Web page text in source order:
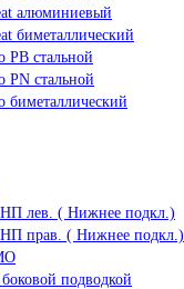
алюминиевый
биметаллический
PB стальной
PN стальной
биметаллический
лев. ( Нижнее подкл.)
прав. ( Нижнее подкл.)
подводкой